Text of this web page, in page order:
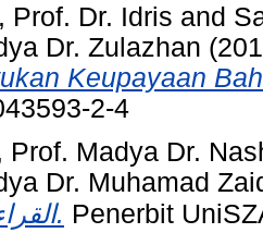
Prof. Dr. Idris and
Dr. Zulazhan
Keupayaan
2-4
Prof. Madya Dr.
Dr. Muhamad
القراءة والكتابة. Penerbit